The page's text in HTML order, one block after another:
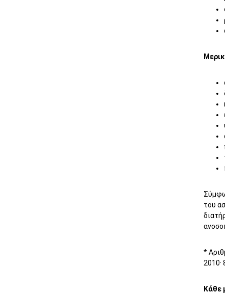
του
*
2010·
Κάθε